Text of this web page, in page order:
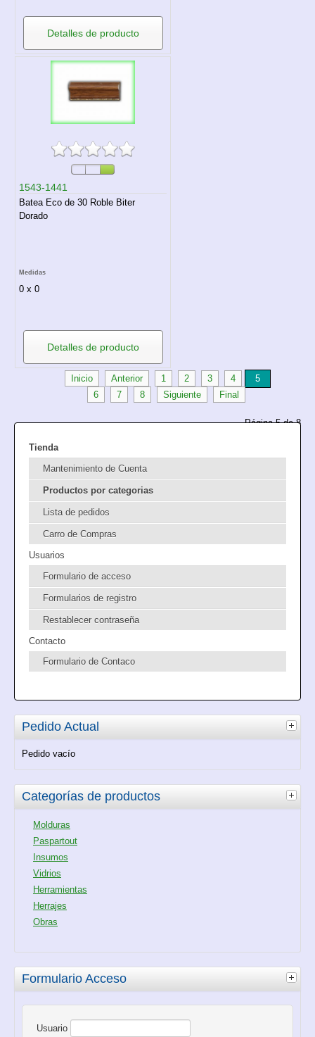
Detalles de producto
1543-1441
Batea Eco de 30 Roble Biter
Dorado
Medidas
0 x 0
Detalles de producto
Inicio Anterior 1 2 3 4
5
6
7 8 Siguiente Final
Página 5 de 8
Tienda
Mantenimiento de Cuenta
Productos por categorias
Lista de pedidos
Carro de Compras
Usuarios
Formulario de acceso
Formularios de registro
Restablecer contraseña
Contacto
Formulario de Contaco
Pedido Actual
Pedido vacío
Categorías de productos
Molduras
Paspartout
Insumos
Vidrios
Herramientas
Herrajes
Obras
Formulario Acceso
Usuario